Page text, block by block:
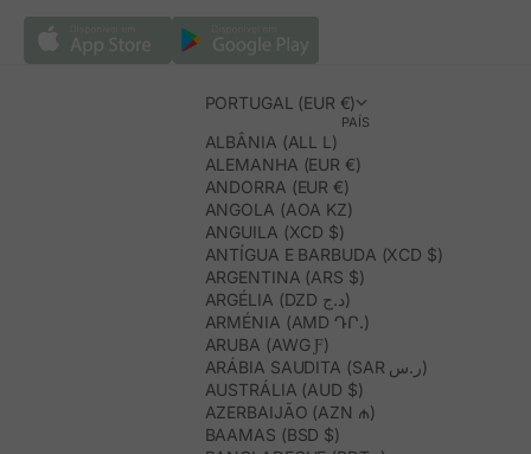
PORTUGAL (EUR €)
PAÍS
ALBÂNIA (ALL L)
ALEMANHA (EUR €)
ANDORRA (EUR €)
ANGOLA (AOA KZ)
ANGUILA (XCD $)
ANTÍGUA E BARBUDA (XCD $)
ARGENTINA (ARS $)
ARGÉLIA (DZD د.ج)
ARMÉNIA (AMD ԴՐ.)
ARUBA (AWG Ƒ)
ARÁBIA SAUDITA (SAR ر.س)
AUSTRÁLIA (AUD $)
AZERBAIJÃO (AZN ₼)
BAAMAS (BSD $)